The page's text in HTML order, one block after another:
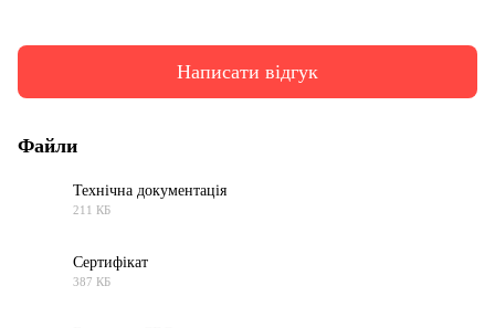
Написати відгук
Файли
Технічна документація
211 КБ
Сертифікат
387 КБ